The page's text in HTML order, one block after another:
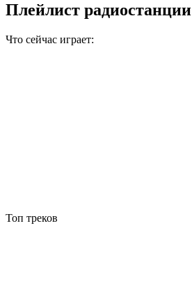
Плейлист радиостанции
Что сейчас играет:
Топ треков